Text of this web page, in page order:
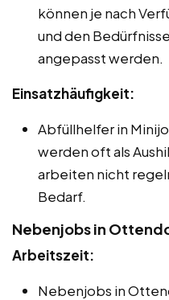
können je nach
und den
angepasst werden.
Einsatzhäufigkeit:
Abfüllhelfer in
werden oft als
arbeiten nicht
Bedarf.
Nebenjobs in
Arbeitszeit:
Nebenjobs in